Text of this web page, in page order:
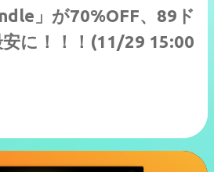
」が70%OFF、89ド
安に！！！(11/29 15:00